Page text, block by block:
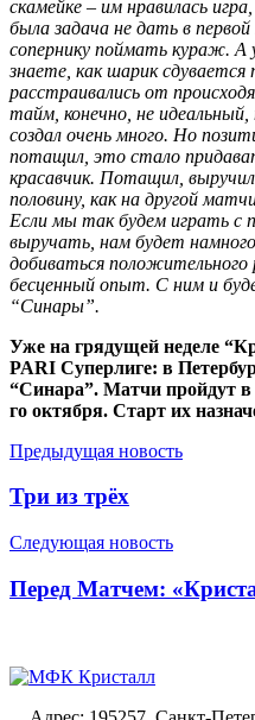
скамейке – им нравилась
была задача не дать в
сопернику поймать кураж. А
знаете, как шарик
расстраивались от
тайм, конечно, не
создал очень много. Но
потащил, это стало
красавчик. Потащил,
половину, как на другой
Если мы так будем играть с
выручать, нам будет
добиваться
бесценный опыт. С ним и
“Синары”.
Уже на грядущей неделе
PARI Суперлиге: в
“Синара”. Матчи пройдут в
го октября. Старт их
Предыдущая новость
Три из трёх
Следующая новость
Перед Матчем: